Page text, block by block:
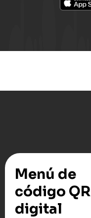
Menú de
código QR
digital